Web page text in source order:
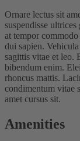
Ornare lectus sit
suspendisse
at tempor
dui sapien.
sagittis vitae et leo.
bibendum enim.
rhoncus mattis.
condimentum vitae
amet cursus sit.
Amenities